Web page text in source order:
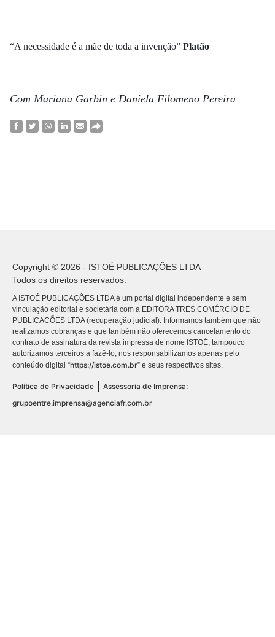
“A necessidade é a mãe de toda a invenção” Platão
Com Mariana Garbin e Daniela Filomeno Pereira
Copyright © 2026 - ISTOÉ PUBLICAÇÕES LTDA
Todos os direitos reservados.
A ISTOÉ PUBLICAÇÕES LTDA é um portal digital independente e sem
vinculação editorial e societária com a EDITORA TRES COMÉRCIO DE
PUBLICACÕES LTDA (recuperação judicial). Informamos também que não
realizamos cobranças e que também não oferecemos cancelamento do
contrato de assinatura da revista impressa de nome ISTOÉ, tampouco
autorizamos terceiros a fazê-lo, nos responsabilizamos apenas pelo
conteúdo digital “https://istoe.com.br” e seus respectivos sites.
Política de Privacidade | Assessoria de Imprensa:
grupoentre.imprensa@agenciafr.com.br